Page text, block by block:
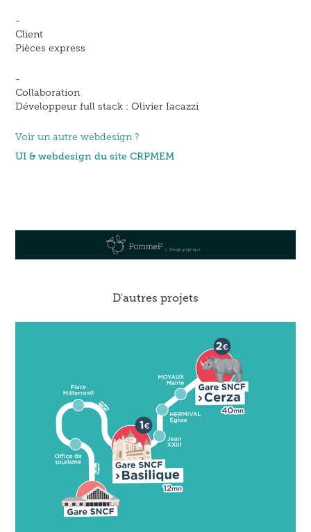
-
Client
Pièces express
-
Collaboration
Développeur full stack : Olivier Iacazzi
Voir un autre webdesign ?
UI & webdesign du site CRPMEM
D'autres projets